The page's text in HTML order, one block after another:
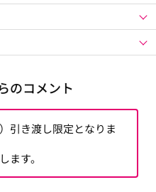
のコメント
引き渡し限定となりま
ます。